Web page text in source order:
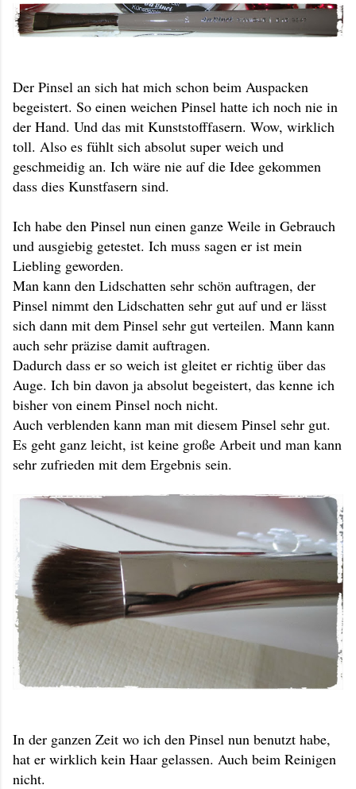
Der Pinsel an sich hat mich schon beim Auspacken
begeistert. So einen weichen Pinsel hatte ich noch nie in
der Hand. Und das mit Kunststofffasern. Wow, wirklich
toll. Also es fühlt sich absolut super weich und
geschmeidig an. Ich wäre nie auf die Idee gekommen
dass dies Kunstfasern sind.
Ich habe den Pinsel nun einen ganze Weile in Gebrauch
und ausgiebig getestet. Ich muss sagen er ist mein
Liebling geworden.
Man kann den Lidschatten sehr schön auftragen, der
Pinsel nimmt den Lidschatten sehr gut auf und er lässt
sich dann mit dem Pinsel sehr gut verteilen. Mann kann
auch sehr präzise damit auftragen.
Dadurch dass er so weich ist gleitet er richtig über das
Auge. Ich bin davon ja absolut begeistert, das kenne ich
bisher von einem Pinsel noch nicht.
Auch verblenden kann man mit diesem Pinsel sehr gut.
Es geht ganz leicht, ist keine große Arbeit und man kann
sehr zufrieden mit dem Ergebnis sein.
In der ganzen Zeit wo ich den Pinsel nun benutzt habe,
hat er wirklich kein Haar gelassen. Auch beim Reinigen
nicht.